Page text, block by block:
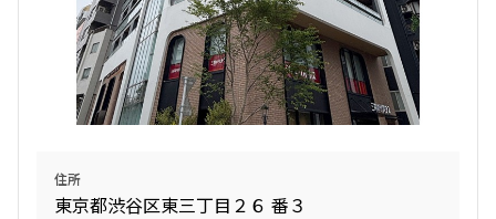
住所
東京都渋谷区東三丁目２６ 番３